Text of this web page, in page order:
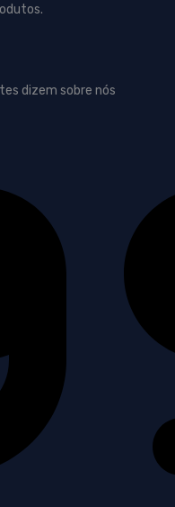
dizem sobre nós